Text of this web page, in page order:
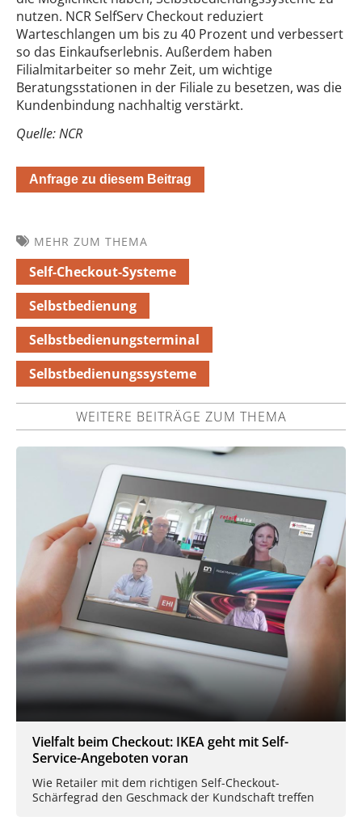
nutzen. NCR SelfServ Checkout reduziert
Warteschlangen um bis zu 40 Prozent und verbessert
so das Einkaufserlebnis. Außerdem haben
Filialmitarbeiter so mehr Zeit, um wichtige
Beratungsstationen in der Filiale zu besetzen, was die
Kundenbindung nachhaltig verstärkt.
Quelle: NCR
Anfrage zu diesem Beitrag
MEHR ZUM THEMA
Self-Checkout-Systeme
Selbstbedienung
Selbstbedienungsterminal
Selbstbedienungssysteme
WEITERE BEITRÄGE ZUM THEMA
Vielfalt beim Checkout: IKEA geht mit Self-
Service-Angeboten voran
Wie Retailer mit dem richtigen Self-Checkout-
Schärfegrad den Geschmack der Kundschaft treffen